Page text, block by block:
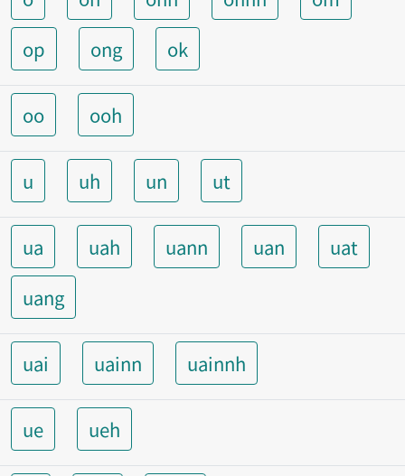
op
ong ok
oo ooh
u uh un ut
ua uah uann uan
uat
uang
uai uainn uainnh
ue ueh